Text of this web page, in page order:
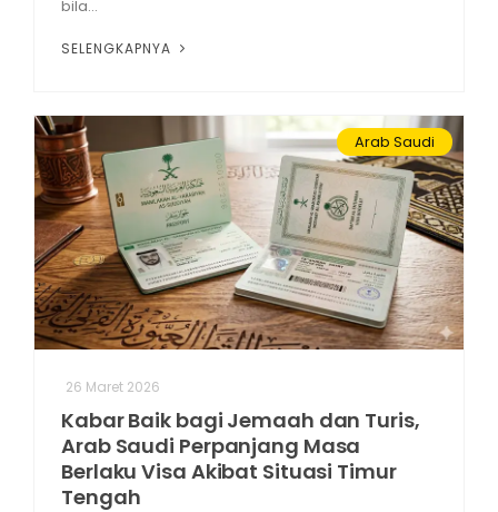
bila...
SELENGKAPNYA
Arab Saudi
26 Maret 2026
Kabar Baik bagi Jemaah dan Turis,
Arab Saudi Perpanjang Masa
Berlaku Visa Akibat Situasi Timur
Tengah